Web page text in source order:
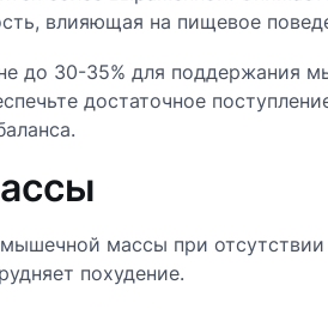
влияющая на пищевое
до 30-35% для поддержания
достаточное
массы при
похудение.